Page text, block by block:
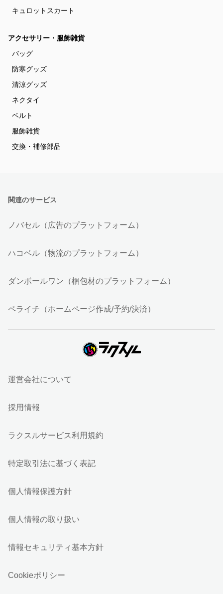
キュロットスカート
アクセサリー・服飾雑貨
バッグ
防寒グッズ
清涼グッズ
ネクタイ
ベルト
服飾雑貨
交換・補修部品
関連のサービス
ノバセル（広告のプラットフォーム）
ハコベル（物流のプラットフォーム）
ダンボールワン（梱包材のプラットフォーム）
ペライチ（ホームページ作成/予約/決済）
運営会社について
採用情報
ラクスルサービス利用規約
特定取引法に基づく表記
個人情報保護方針
個人情報の取り扱い
情報セキュリティ基本方針
Cookieポリシー